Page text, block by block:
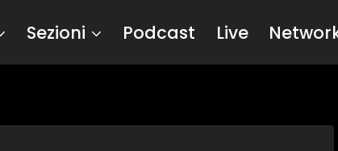
Sezioni Podcast Live